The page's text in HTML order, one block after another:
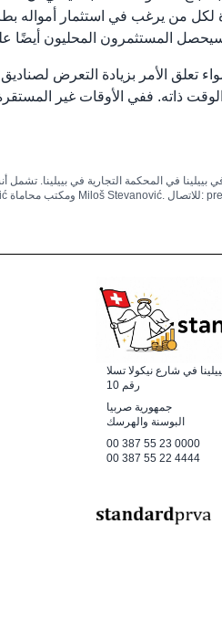
تعلق الأمر بزيادة التعرض
ذاته. ففي الأوقات غير
في شارع نيكولا تسلا
رقم 10
جمهورية صربيا
البوسنة والهرسك
00 387 55 23 0000
00 387 55 22 4444